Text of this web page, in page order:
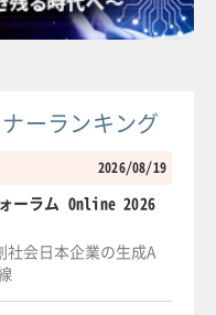
ーランキング
2026/08/19
ーラム Online 2026
会日本企業の生成A